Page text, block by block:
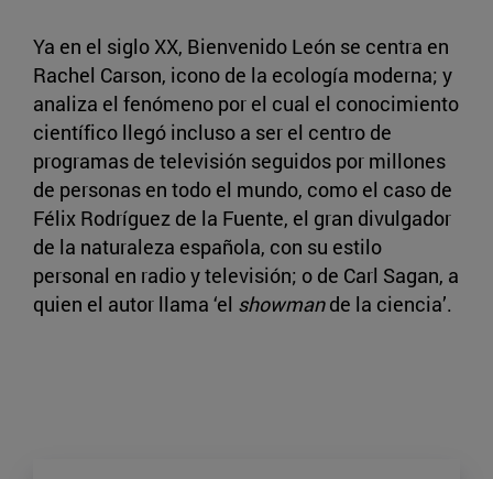
Ya en el siglo XX, Bienvenido León se centra en
Rachel Carson, icono de la ecología moderna; y
analiza el fenómeno por el cual el conocimiento
científico llegó incluso a ser el centro de
programas de televisión seguidos por millones
de personas en todo el mundo, como el caso de
Félix Rodríguez de la Fuente, el gran divulgador
de la naturaleza española, con su estilo
personal en radio y televisión; o de Carl Sagan, a
quien el autor llama ‘el showmande la ciencia’.